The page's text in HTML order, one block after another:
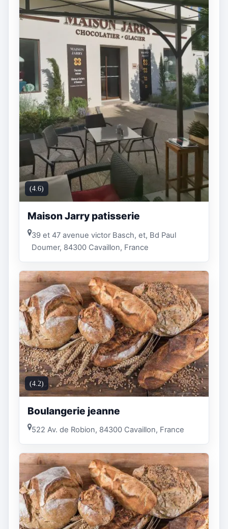
(4.6)
Maison Jarry patisserie
39 et 47 avenue victor Basch, et, Bd Paul
Doumer, 84300 Cavaillon, France
(4.2)
Boulangerie jeanne
522 Av. de Robion, 84300 Cavaillon, France